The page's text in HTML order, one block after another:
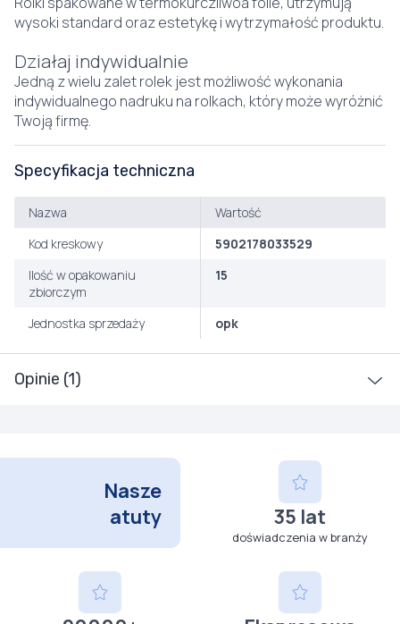
Opinie (1)
wysoki standard oraz estetykę i wytrzymałość produktu.
Działaj indywidualnie
Jedną z wielu zalet rolek jest możliwość wykonania
indywidualnego nadruku na rolkach, który może wyróżnić
Twoją firmę.
Specyfikacja techniczna
Nazwa
Wartość
Kod kreskowy
5902178033529
Ilość w opakowaniu
zbiorczym
15
Jednostka sprzedaży opk
Nasze
atuty
35 lat
doświadczenia w branży